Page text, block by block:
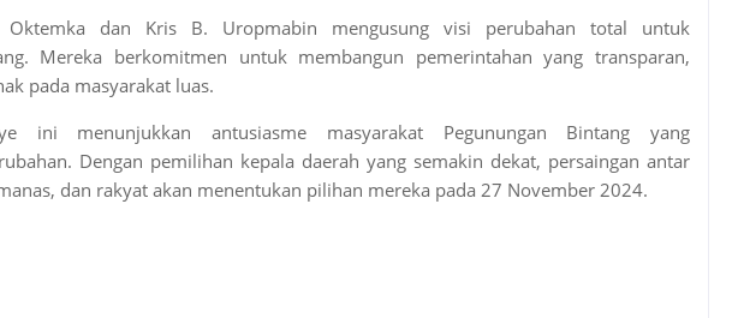
Oktemka dan Kris B. Uropmabin mengusung visi perubahan total untuk
Mereka berkomitmen untuk membangun pemerintahan yang transparan,
pada masyarakat luas.
ini menunjukkan antusiasme masyarakat Pegunungan Bintang yang
Dengan pemilihan kepala daerah yang semakin dekat, persaingan antar
dan rakyat akan menentukan pilihan mereka pada 27 November 2024.